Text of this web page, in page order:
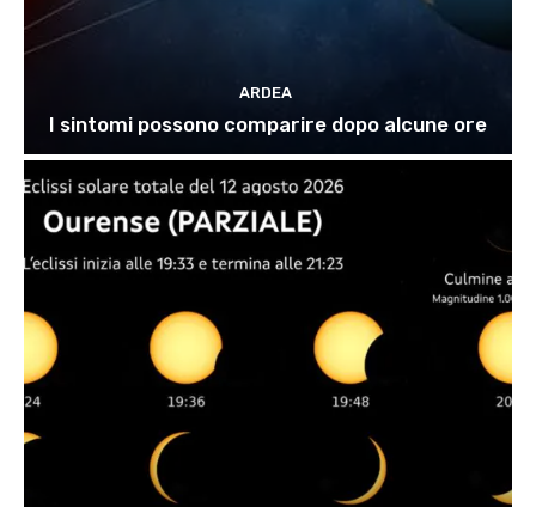
ARDEA
I sintomi possono comparire dopo alcune ore